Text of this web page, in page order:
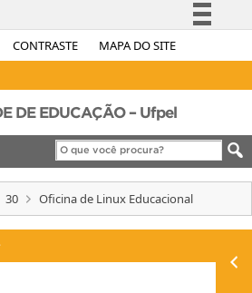
CONTRASTE MAPA DO SITE
Simplifique!
Acesso à informação
Legislação
Canais
DE EDUCAÇÃO – Ufpel
30 Oficina de Linux Educacional